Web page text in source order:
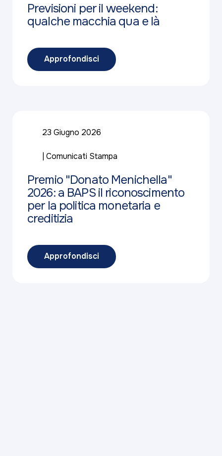
Previsioni per il weekend:
qualche macchia qua e là
Approfondisci
23 Giugno 2026
Comunicati Stampa
Premio "Donato Menichella"
2026: a BAPS il riconoscimento
per la politica monetaria e
creditizia
Approfondisci